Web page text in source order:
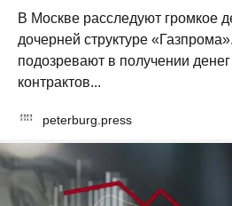
В Москве расследуют громкое
дочерней структуре
подозревают в получении
контрактов...
peterburg.press